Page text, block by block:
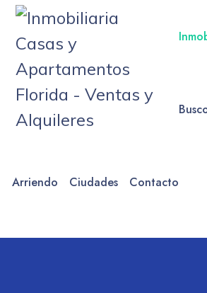
Arriendo Ciudades Contacto